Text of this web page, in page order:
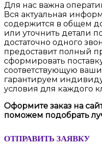
Для нас важна
Вся актуальная
содержится в общем
или уточнить детали
достаточно одного
предоставит полный
сформировать
соответствующую
гарантируем
условия для каждого
Оформите заказ на
поможем подобрать
ОТПРАВИТЬ ЗАЯВКУ